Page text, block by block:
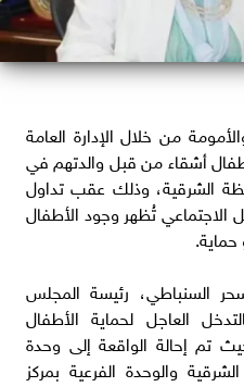
من خلال الإدارة العامة
أشقاء من قبل والدتهم في
الشرقية، وذلك عقب تداول
تُظهر وجود الأطفال
السنباطي، رئيسة المجلس
العاجل لحماية الأطفال
تم إحالة الواقعة إلى وحدة
والوحدة الفرعية بمركز